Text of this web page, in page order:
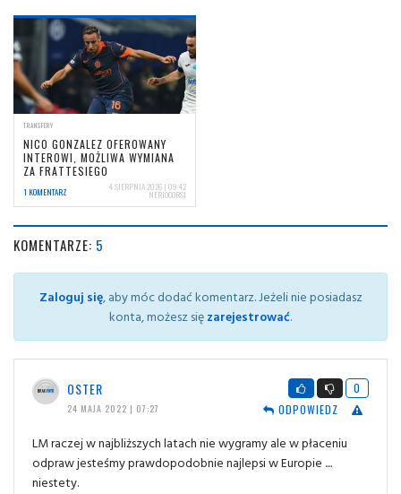
TRANSFERY
NICO GONZALEZ OFEROWANY
INTEROWI, MOŻLIWA WYMIANA
ZA FRATTESIEGO
1 KOMENTARZ 4 SIERPNIA 2026 | 09:42
NERIOCORSI
KOMENTARZE: 5
Zaloguj się, aby móc dodać komentarz. Jeżeli nie posiadasz
konta, możesz sięzarejestrować.
OSTER
24 MAJA 2022 | 07:27
0
ODPOWIEDZ
LM raczej w najbliższych latach nie wygramy ale w płaceniu
odpraw jesteśmy prawdopodobnie najlepsi w Europie ....
niestety.